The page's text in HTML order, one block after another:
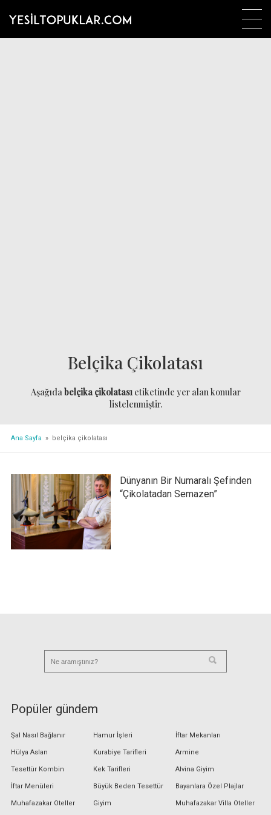
Belçika Çikolatası
Aşağıdabelçika çikolatasıetiketinde yer alan konular
listelenmiştir.
Ana Sayfa » belçika çikolatası
Dünyanın Bir Numaralı Şefinden
“Çikolatadan Semazen”
Popüler gündem
Şal Nasıl Bağlanır
Hülya Aslan
Tesettür Kombin
İftar Menüleri
Muhafazakar Oteller
Hamur İşleri
Kurabiye Tarifleri
Kek Tarifleri
Büyük Beden Tesettür
Giyim
İftar Mekanları
Armine
Alvina Giyim
Bayanlara Özel Plajlar
Muhafazakar Villa Oteller